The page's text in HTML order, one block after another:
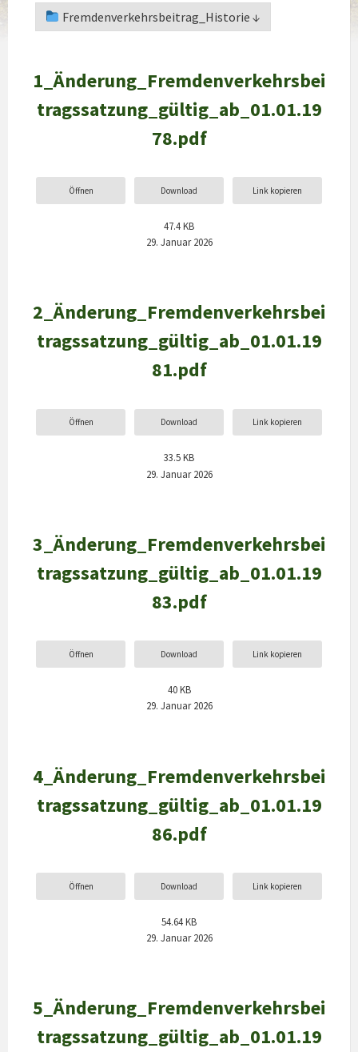
Fremdenverkehrsbeitrag_Historie ↓
1_Änderung_Fremdenverkehrsbei
tragssatzung_gültig_ab_01.01.19
78.pdf
Öffnen Download Link kopieren
47.4 KB
29. Januar 2026
2_Änderung_Fremdenverkehrsbei
tragssatzung_gültig_ab_01.01.19
81.pdf
Öffnen Download Link kopieren
33.5 KB
29. Januar 2026
3_Änderung_Fremdenverkehrsbei
tragssatzung_gültig_ab_01.01.19
83.pdf
Öffnen Download Link kopieren
40 KB
29. Januar 2026
4_Änderung_Fremdenverkehrsbei
tragssatzung_gültig_ab_01.01.19
86.pdf
Öffnen Download Link kopieren
54.64 KB
29. Januar 2026
5_Änderung_Fremdenverkehrsbei
tragssatzung_gültig_ab_01.01.19